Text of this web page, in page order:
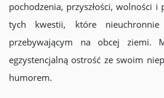
pochodzenia, przyszłości, wolności i
tych kwestii, które nieuchronnie
przebywającym na obcej ziemi.
egzystencjalną ostrość ze swoim
humorem.